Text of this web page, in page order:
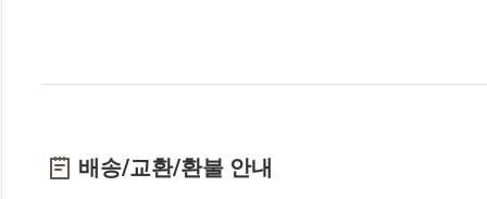
배송/교환/환불 안내